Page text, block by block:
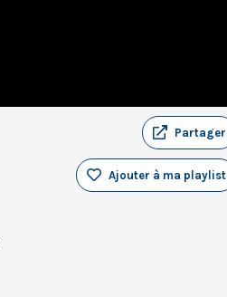
Partager
Ajouter à ma playlist